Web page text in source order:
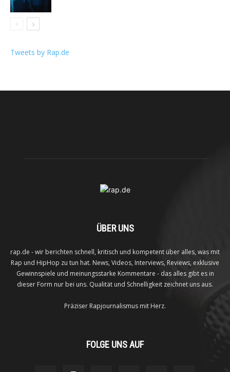
Tweets by Rap.de
ÜBER UNS
rap.de - wir berichten schnell, kritisch und kompetent über alles, was mit
Rap und HipHop zu tun hat. News, Videos, Interviews, Reviews, exklusive
Gewinnspiele und meinungsstarke Kommentare - das alles gibt es in
dieser Form nur bei uns. Qualität und Schnelligkeit zeichnet uns aus.
Präziser Rapjournalismus mit Herz.
FOLGE UNS AUF